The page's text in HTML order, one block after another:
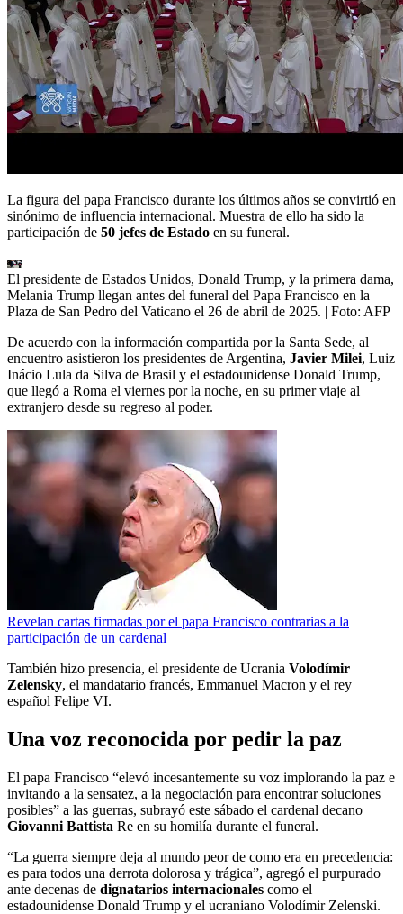
La figura del papa Francisco durante los últimos años se convirtió en
sinónimo de influencia internacional. Muestra de ello ha sido la
participación de 50 jefes de Estado en su funeral.
El presidente de Estados Unidos, Donald Trump, y la primera dama,
Melania Trump llegan antes del funeral del Papa Francisco en la
Plaza de San Pedro del Vaticano el 26 de abril de 2025. | Foto: AFP
De acuerdo con la información compartida por la Santa Sede, al
encuentro asistieron los presidentes de Argentina, Javier Milei, Luiz
Inácio Lula da Silva de Brasil y el estadounidense Donald Trump,
que llegó a Roma el viernes por la noche, en su primer viaje al
extranjero desde su regreso al poder.
Revelan cartas firmadas por el papa Francisco contrarias a la
participación de un cardenal
También hizo presencia, el presidente de Ucrania Volodímir
Zelensky, el mandatario francés, Emmanuel Macron y el rey
español Felipe VI.
Una voz reconocida por pedir la paz
El papa Francisco “elevó incesantemente su voz implorando la paz e
invitando a la sensatez, a la negociación para encontrar soluciones
posibles” a las guerras, subrayó este sábado el cardenal decano
Giovanni Battista Re en su homilía durante el funeral.
“La guerra siempre deja al mundo peor de como era en precedencia:
es para todos una derrota dolorosa y trágica”, agregó el purpurado
ante decenas de dignatarios internacionales como el
estadounidense Donald Trump y el ucraniano Volodímir Zelenski.